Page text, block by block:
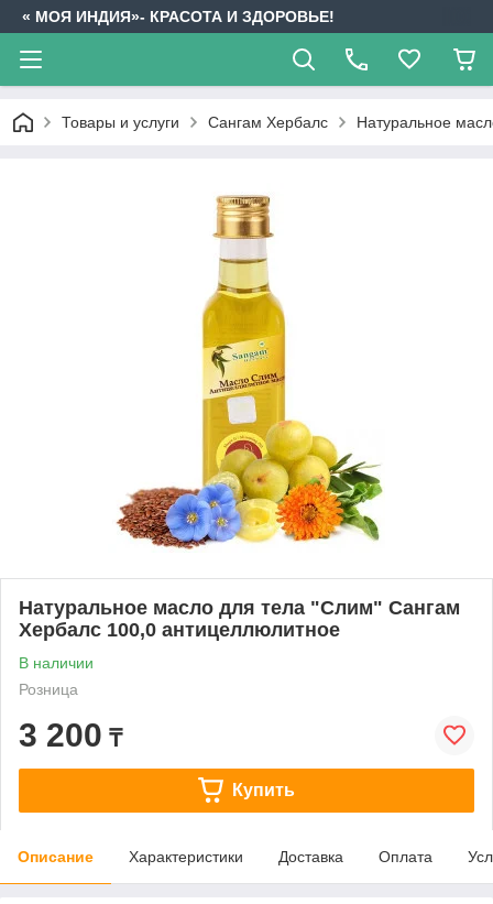
« МОЯ ИНДИЯ»- КРАСОТА И ЗДОРОВЬЕ!
Товары и услуги Сангам Хербалс Натуральное
Натуральное масло для тела "Слим" Сангам
Хербалс 100,0 антицеллюлитное
В наличии
Розница
3 200 ₸
Купить
Описание Характеристики Доставка Оплата